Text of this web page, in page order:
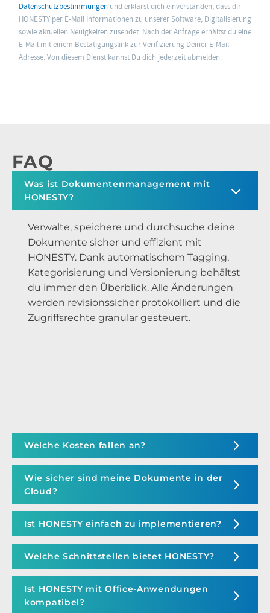
Datenschutzbestimmungen und erklärst dich einverstanden, dass dir
HONESTY per E-Mail Informationen zu unserer Software, Digitalisierung
sowie aktuellen Neuigkeiten zusendet. Nach der Anfrage erhältst du eine
E-Mail mit einem Bestätigungslink zur Verifizierung Deiner E-Mail-
Adresse. Von diesem Dienst kannst Du dich jederzeit abmelden.
FAQ
Was ist Dokumentenmanagement mit
HONESTY?
Verwalte, speichere und durchsuche deine
Dokumente sicher und effizient mit
HONESTY. Dank automatischem Tagging,
Kategorisierung und Versionierung behältst
du immer den Überblick. Alle Änderungen
werden revisionssicher protokolliert und die
Zugriffsrechte granular gesteuert.
Welche Kosten fallen an?
Wie sicher sind meine Dokumente in der
Cloud?
Ist HONESTY einfach zu implementieren?
Welche Schnittstellen bietet HONESTY?
Ist HONESTY mit Office-Anwendungen
kompatibel?